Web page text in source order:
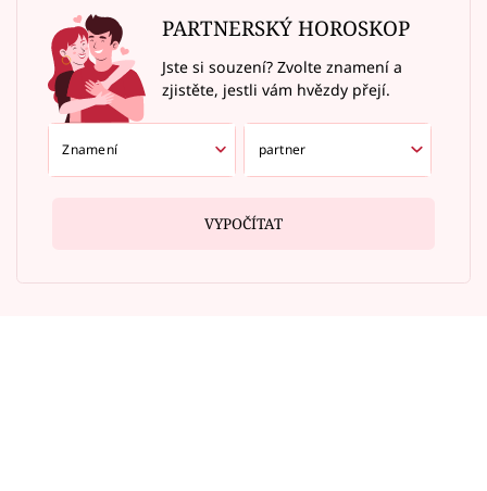
PARTNERSKÝ HOROSKOP
Jste si souzení? Zvolte znamení a
zjistěte, jestli vám hvězdy přejí.
VYPOČÍTAT